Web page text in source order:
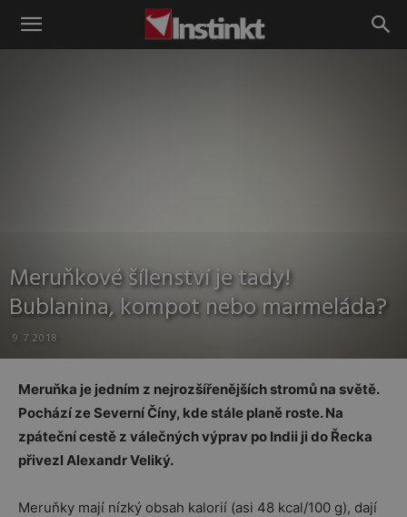
Instinkt
Meruňkové šílenství je tady!
Bublanina, kompot nebo marmeláda?
9.7.2018
Meruňka je jedním z nejrozšířenějších stromů na světě.
Pochází ze Severní Číny, kde stále planě roste. Na
zpáteční cestě z válečných výprav po Indii ji do Řecka
přivezl Alexandr Veliký.
Meruňky mají nízký obsah kalorií (asi 48 kcal/100 g), dají